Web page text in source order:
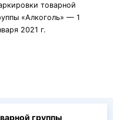
товарной
«Алкоголь» — 1
2021 г.
группы